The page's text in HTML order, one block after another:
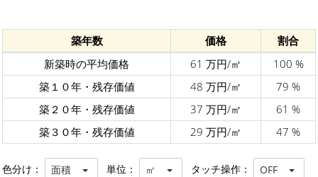
築年数 価格
割合
新築時の平均価格
61 万円/㎡
100 %
築１０年・残存価値
48 万円/㎡
79 %
築２０年・残存価値
37 万円/㎡
61 %
築３０年・残存価値
29 万円/㎡ 47 %
色分け： 面積 単位： ㎡ タッチ操作： OFF